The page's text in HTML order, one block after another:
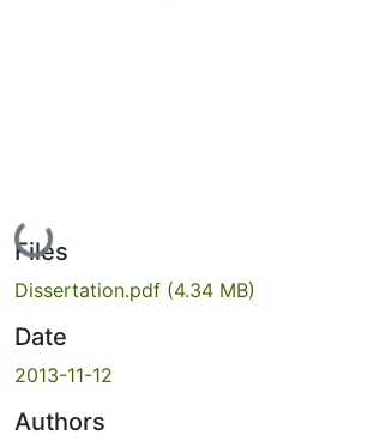
Loading...
Files
Dissertation.pdf (4.34 MB)
Date
2013-11-12
Authors